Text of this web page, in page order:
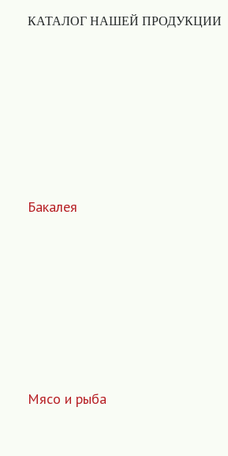
КАТАЛОГ НАШЕЙ ПРОДУКЦИИ
Бакалея
Мясо и рыба